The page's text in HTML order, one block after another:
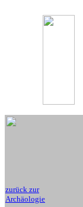
zurück zur
Archäologie